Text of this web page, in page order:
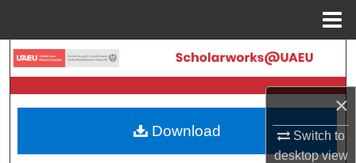
×
Switch to
desktopview
Search
Browse Collections
My Account
Download